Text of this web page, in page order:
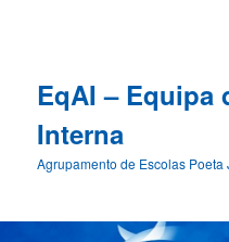
EqAI – Equipa
Interna
Agrupamento de Escolas